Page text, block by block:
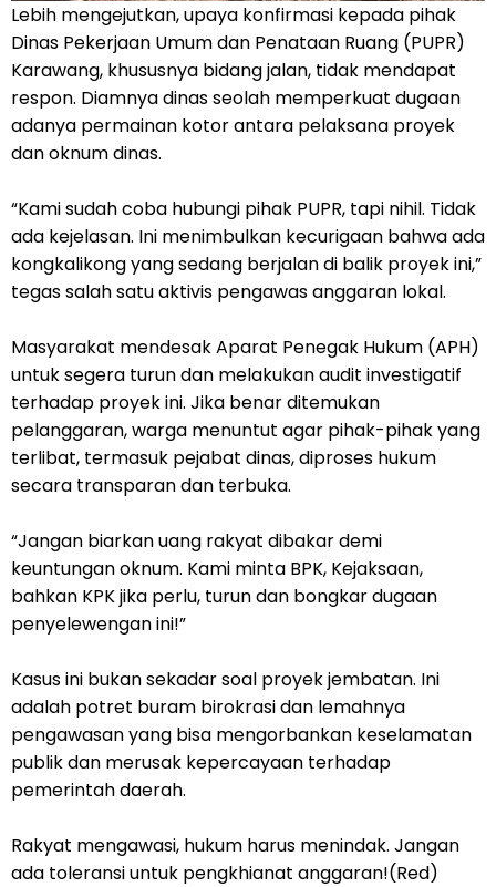
Lebih mengejutkan, upaya konfirmasi kepada pihak
Dinas Pekerjaan Umum dan Penataan Ruang (PUPR)
Karawang, khususnya bidang jalan, tidak mendapat
respon. Diamnya dinas seolah memperkuat dugaan
adanya permainan kotor antara pelaksana proyek
dan oknum dinas.
“Kami sudah coba hubungi pihak PUPR, tapi nihil. Tidak
ada kejelasan. Ini menimbulkan kecurigaan bahwa ada
kongkalikong yang sedang berjalan di balik proyek ini,”
tegas salah satu aktivis pengawas anggaran lokal.
Masyarakat mendesak Aparat Penegak Hukum (APH)
untuk segera turun dan melakukan audit investigatif
terhadap proyek ini. Jika benar ditemukan
pelanggaran, warga menuntut agar pihak-pihak yang
terlibat, termasuk pejabat dinas, diproses hukum
secara transparan dan terbuka.
“Jangan biarkan uang rakyat dibakar demi
keuntungan oknum. Kami minta BPK, Kejaksaan,
bahkan KPK jika perlu, turun dan bongkar dugaan
penyelewengan ini!”
Kasus ini bukan sekadar soal proyek jembatan. Ini
adalah potret buram birokrasi dan lemahnya
pengawasan yang bisa mengorbankan keselamatan
publik dan merusak kepercayaan terhadap
pemerintah daerah.
Rakyat mengawasi, hukum harus menindak. Jangan
ada toleransi untuk pengkhianat anggaran!(Red)